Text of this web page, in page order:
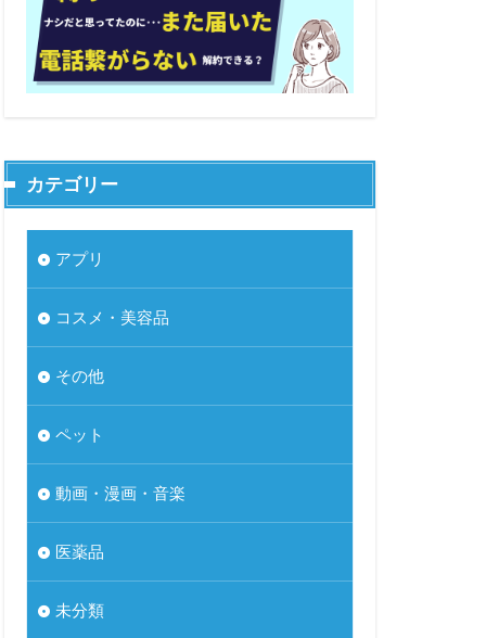
カテゴリー
アプリ
コスメ・美容品
その他
ペット
動画・漫画・音楽
医薬品
未分類